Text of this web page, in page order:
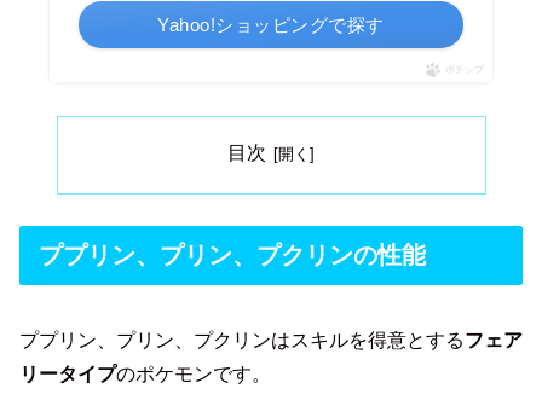
Yahoo!ショッピングで探す
ポチップ
目次
ププリン、プリン、プクリンの性能
ププリン、プリン、プクリンはスキルを得意とするフェア
リータイプのポケモンです。